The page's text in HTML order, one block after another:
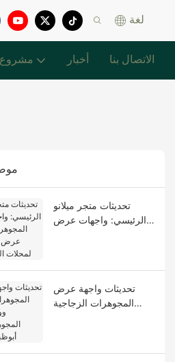
لغة
مشروع أخبار الاتصال بنا
تحديثات متجر ميلانو
الرئيسي: واجهات عرض
تحديثات واجهة عرض
المجوهرات الزجاجية